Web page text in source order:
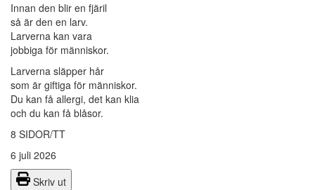
Innan den blir en fjäril
så är den en larv.
Larverna kan vara
jobbiga för människor.
Larverna släpper hår
som är giftiga för människor.
Du kan få allergi, det kan klia
och du kan få blåsor.
8 SIDOR/TT
6 juli 2026
Skriv ut